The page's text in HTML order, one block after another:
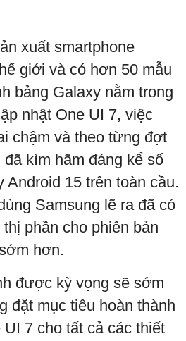
xuất smartphone
giới và có hơn 50 mẫu
bảng Galaxy nằm trong
nhật One UI 7, việc
chậm và theo từng đợt
đã kìm hãm đáng kể số
Android 15 trên toàn cầu.
Samsung lẽ ra đã có
phần cho phiên bản
hơn.
được kỳ vọng sẽ sớm
đặt mục tiêu hoàn thành
7 cho tất cả các thiết